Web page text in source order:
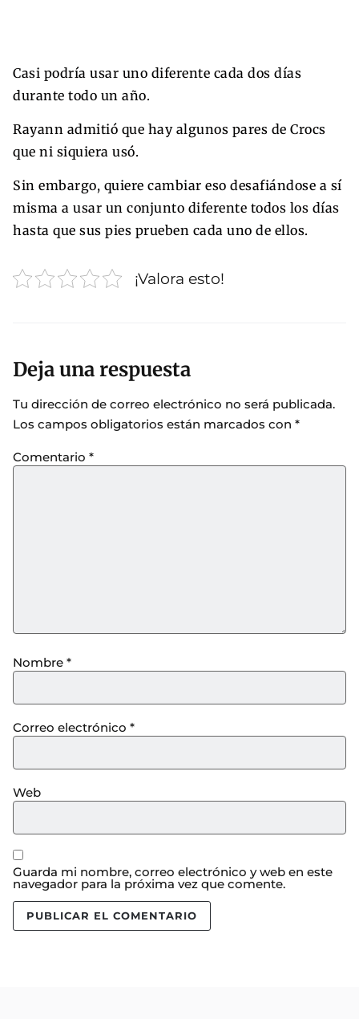
Casi podría usar uno diferente cada dos días
durante todo un año.
Rayann admitió que hay algunos pares de Crocs
que ni siquiera usó.
Sin embargo, quiere cambiar eso desafiándose a sí
misma a usar un conjunto diferente todos los días
hasta que sus pies prueben cada uno de ellos.
¡Valora esto!
Deja una respuesta
Tu dirección de correo electrónico no será publicada.
Los campos obligatorios están marcados con *
Comentario *
Nombre *
Correo electrónico *
Web
Guarda mi nombre, correo electrónico y web en este
navegador para la próxima vez que comente.